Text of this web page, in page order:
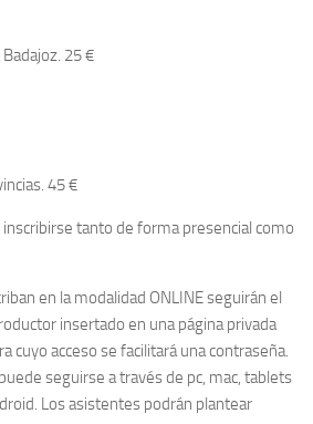
25 €
45 €
tanto de forma presencial como
en la modalidad ONLINE seguirán el
insertado en una página privada
cuyo acceso se facilitará una contraseña.
seguirse a través de pc, mac, tablets
Los asistentes podrán plantear